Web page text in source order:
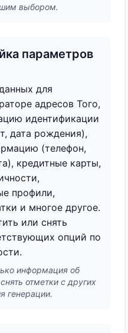
выбором.
параметров
для
адресов Того,
идентификации
дата рождения),
(телефон,
кредитные карты,
профили,
и многое другое.
или снять
опций по
информация об
отметки с других
генерации.